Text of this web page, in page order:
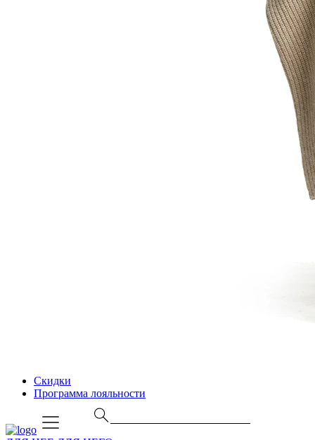
Скидки
Программа лояльности